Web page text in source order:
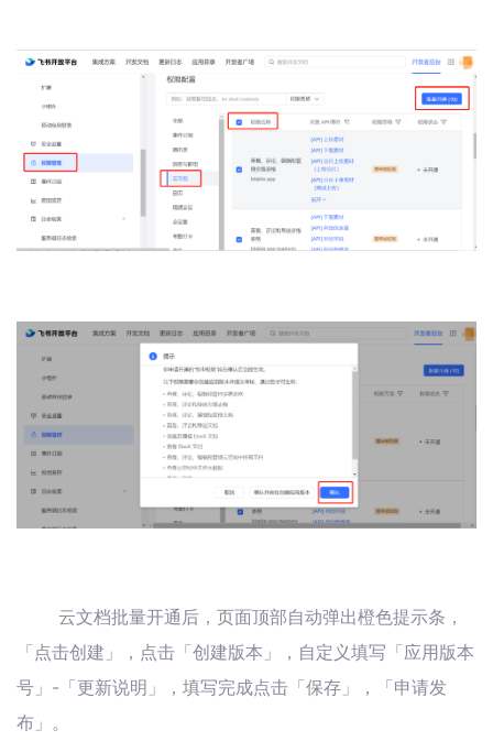
云文档批量开通后，页面顶部自动弹出橙色提示条，
「点击创建」，点击「创建版本」，自定义填写「应用版本
号」-「更新说明」，填写完成点击「保存」，「申请发
布」。